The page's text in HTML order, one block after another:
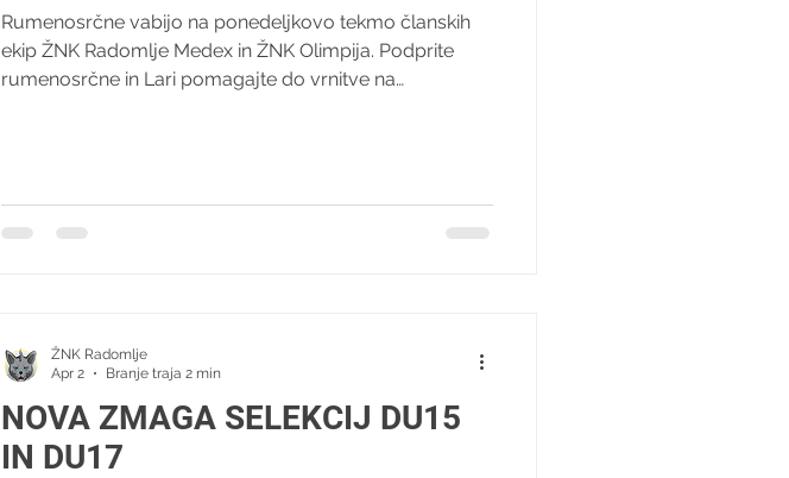
Rumenosrčne vabijo na ponedeljkovo tekmo članskih
ekip ŽNK Radomlje Medex in ŽNK Olimpija. Podprite
rumenosrčne in Lari pomagajte do vrnitve na
klubu nismo pozabili nanjo, zdaj pa želimo to podporo
NOVA ZMAGA SELEKCIJ DU15
IN DU17
ŽNK Radomlje
Apr 2
Branje traja 2 min